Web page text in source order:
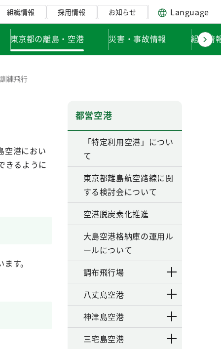
組織情報 採用情報 お知らせ Language
東京都の離島・空港 災害・事故情報 組織情
練飛行
空港におい
きるように
す。
都営空港
「特定利用空港」につい
て
東京都離島航空路線に関
する検討会について
空港脱炭素化推進
大島空港格納庫の運用ル
ールについて
調布飛行場
八丈島空港
神津島空港
三宅島空港